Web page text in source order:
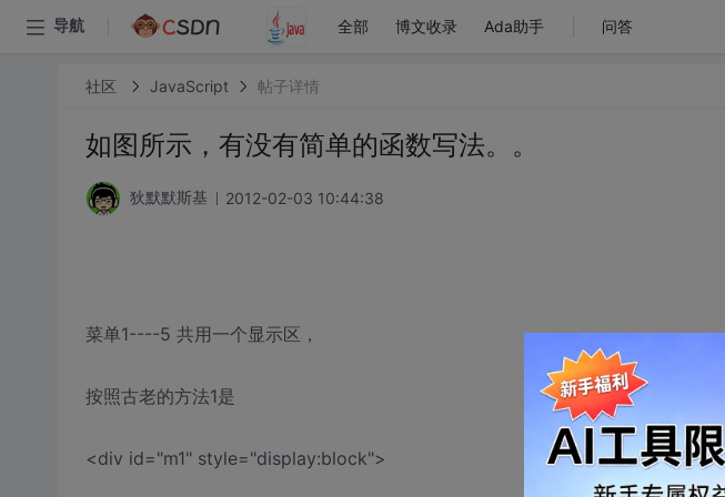
导航 全部 博文收录 Ada助手 问答
社区 JavaScript 帖子详情
如图所示，有没有简单的函数写法。。
狄默默斯基 2012-02-03 10:44:38
菜单1----5 共用一个显示区，
按照古老的方法1是
<div id="m1" style="display:block">